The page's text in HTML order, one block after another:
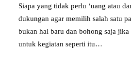
Siapa yang tidak perlu ‘uang atau
dukungan agar memilih salah satu
bukan hal baru dan bohong saja jika
untuk kegiatan seperti itu…